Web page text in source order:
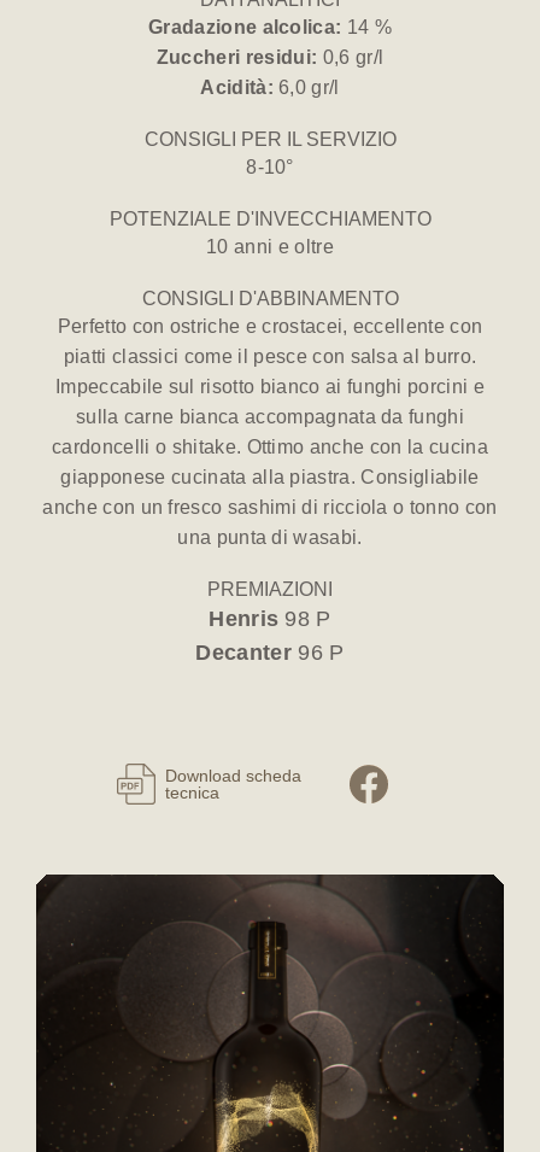
Gradazione alcolica: 14 %
Zuccheri residui: 0,6 gr/l
Acidità: 6,0 gr/l
CONSIGLI PER IL SERVIZIO
8-10°
POTENZIALE D'INVECCHIAMENTO
10 anni e oltre
CONSIGLI D'ABBINAMENTO
Perfetto con ostriche e crostacei, eccellente con
piatti classici come il pesce con salsa al burro.
Impeccabile sul risotto bianco ai funghi porcini e
sulla carne bianca accompagnata da funghi
cardoncelli o shitake. Ottimo anche con la cucina
giapponese cucinata alla piastra. Consigliabile
anche con un fresco sashimi di ricciola o tonno con
una punta di wasabi.
PREMIAZIONI
Henris 98 P
Decanter96 P
Download scheda
tecnica